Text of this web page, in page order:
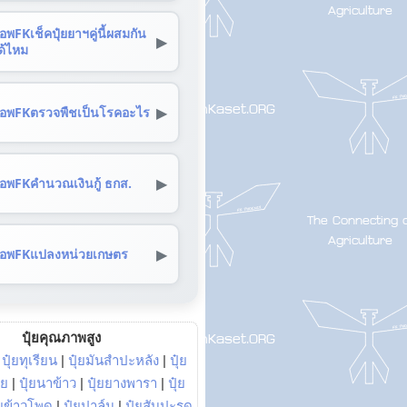
พFKเช็คปุ๋ยยาฯคู่นี้ผสมกัน
ไหม
▶
พFKตรวจพืชเป็นโรคอะไร ▶
พFKคำนวณเงินกู้ ธกส. ▶
พFKแปลงหน่วยเกษตร ▶
ปุ๋ยคุณภาพสูง
ปุ๋ยทุเรียน | ปุ๋ยมันสำปะหลัง | ปุ๋ย
| ปุ๋ยนาข้าว | ปุ๋ยยางพารา | ปุ๋ย